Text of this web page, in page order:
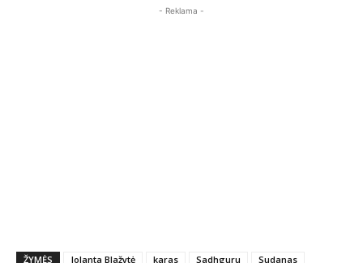
- Reklama -
ŽYMĖS Jolanta Blažytė karas Sadhguru
Sudanas